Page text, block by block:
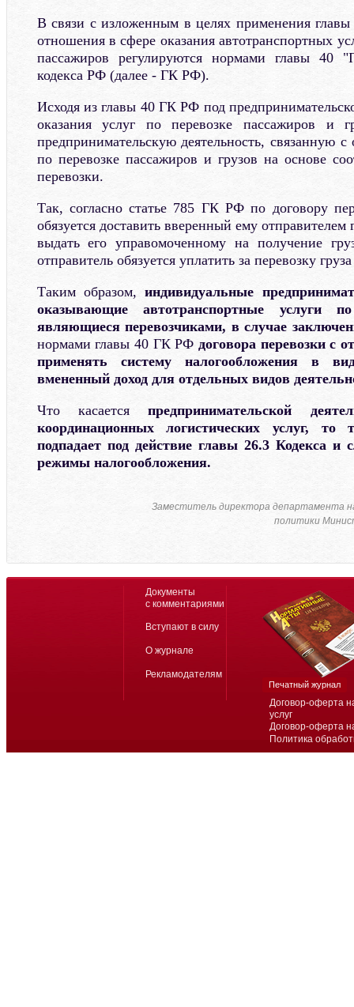
В связи с изложенным в целях применения главы
отношения в сфере оказания автотранспортных
пассажиров регулируются нормами главы 40
кодекса РФ (далее - ГК РФ).
Исходя из главы 40 ГК РФ под
оказания услуг по перевозке пассажиров и
предпринимательскую деятельность, связанную
по перевозке пассажиров и грузов на основе
перевозки.
Так, согласно статье 785 ГК РФ по договору
обязуется доставить вверенный ему отправителем
выдать его управомоченному на получение
отправитель обязуется уплатить за перевозку
Таким образом,индивидуальные
оказывающие автотранспортные услуги
являющиеся перевозчиками, в случае
нормами главы 40 ГК РФ договора перевозки с
применять систему налогообложения в
вмененный доход для отдельных видов
Что касаетсяпредпринимательской
координационных логистических услуг, то
подпадает под действие главы 26.3 Кодекса и
режимы налогообложения.
Заместитель директора департамента
политики
Договор-оферта
услуг
Договор-оферта
Политика
Документы
с комментариями
Вступают в силу
О журнале
Рекламодателям
Печатный журнал